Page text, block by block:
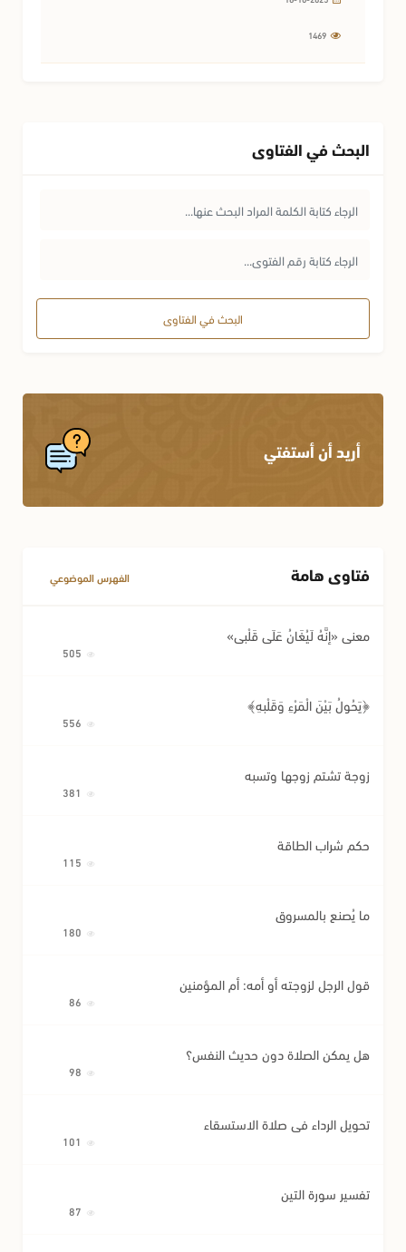
البحث في الفتاوى
البحث في الفتاوى
أريد أن أستفتي
فتاوى هامة الفهرس الموضوعي
معنى «إِنَّهُ لَيُغَانُ عَلَى قَلْبِي»
﴿يَحُولُ بَيْنَ الْمَرْءِ وَقَلْبِهِ﴾
زوجة تشتم زوجها وتسبه
حكم شراب الطاقة
ما يُصنع بالمسروق
قول الرجل لزوجته أو أمه: أم المؤمنين
هل يمكن الصلاة دون حديث النفس؟
تحويل الرداء في صلاة الاستسقاء
تفسير سورة التين